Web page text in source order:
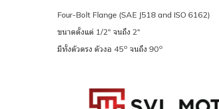
Four-Bolt Flange (SAE J518 and ISO 6162)
ขนาดตั้งแต่ 1/2" จนถึง 2"
มีทั้งตัวตรง ตัวงอ 45o จนถึง 90o